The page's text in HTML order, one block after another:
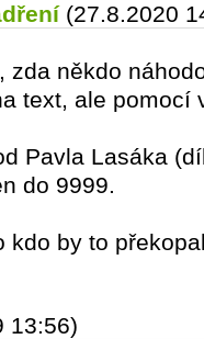
(27.8.2020
zda někdo
text, ale pomocí
Pavla Lasáka
do 9999.
kdo by to
13:56)